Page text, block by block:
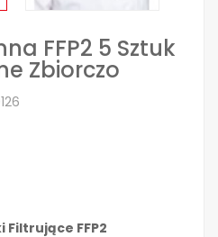
FFP2 5 Sztuk
Zbiorczo
Filtrujące FFP2